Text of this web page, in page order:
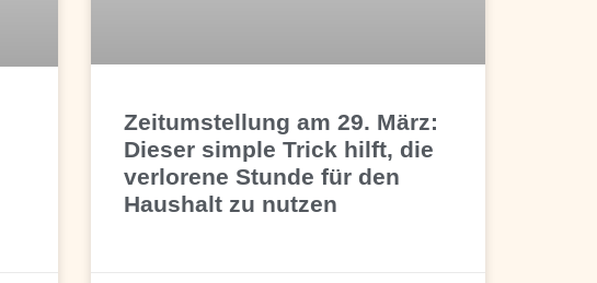
Zeitumstellung am 29. März:
Dieser simple Trick hilft, die
verlorene Stunde für den
Haushalt zu nutzen